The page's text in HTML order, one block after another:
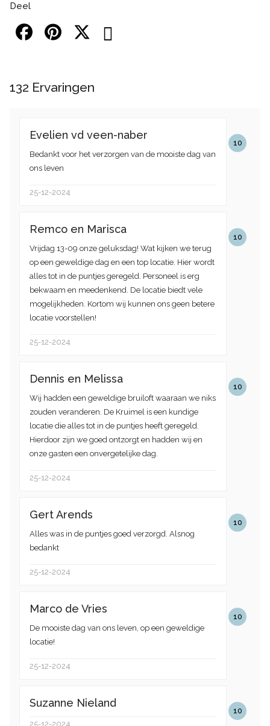
Deel
132 Ervaringen
10
Evelien vd veen-naber
Bedankt voor het verzorgen van de mooiste dag van
ons leven
25-12-2024
10
Remco en Marisca
Vrijdag 13-09 onze geluksdag! Wat kijken we terug
op een geweldige dag en een top locatie. Hier wordt
alles tot in de puntjes geregeld. Personeel is erg
bekwaam en meedenkend. De locatie biedt vele
mogelijkheden. Kortom wij kunnen ons geen betere
locatie voorstellen!
25-12-2024
10
Dennis en Melissa
Wij hadden een geweldige bruiloft waaraan we niks
zouden veranderen. De Kruimel is een kundige
locatie die alles tot in de puntjes heeft geregeld.
Hierdoor zijn we goed ontzorgt en hadden wij en
onze gasten een onvergetelijke dag.
25-12-2024
10
Gert Arends
Alles was in de puntjes goed verzorgd. Alsnog
bedankt
25-12-2024
10
Marco de Vries
De mooiste dag van ons leven, op een geweldige
locatie!
25-12-2024
10
Suzanne Nieland
25-12-2024